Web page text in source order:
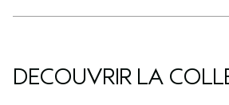
DÉCOUVRIR LA